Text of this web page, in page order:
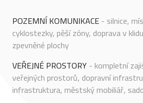
POZEMNÍ KOMUNIKACE - silnice,
cyklostezky, pěší zóny, doprava v
zpevněné plochy
VEŘEJNÉ PROSTORY - kompletní
veřejných prostorů, dopravní
infrastruktura, městský mobiliář,